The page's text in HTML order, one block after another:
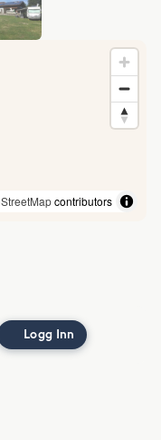
contributors
Logg Inn